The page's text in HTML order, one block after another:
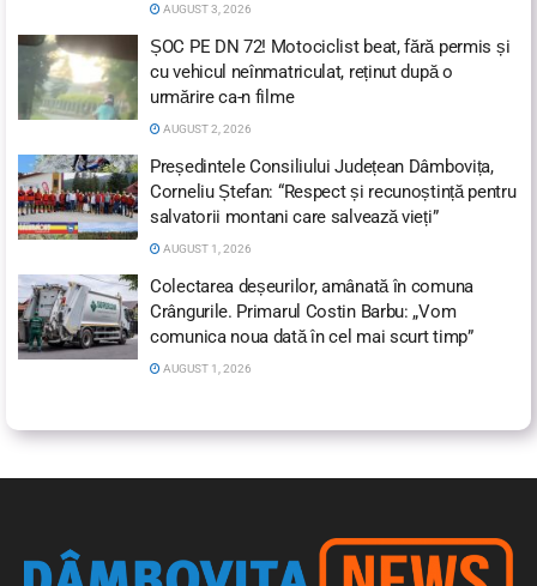
AUGUST 3, 2026
ȘOC PE DN 72! Motociclist beat, fără permis și
cu vehicul neînmatriculat, reținut după o
urmărire ca-n filme
AUGUST 2, 2026
Președintele Consiliului Județean Dâmbovița,
Corneliu Ștefan: “Respect și recunoștință pentru
salvatorii montani care salvează vieți”
AUGUST 1, 2026
Colectarea deșeurilor, amânată în comuna
Crângurile. Primarul Costin Barbu: „Vom
comunica noua dată în cel mai scurt timp”
AUGUST 1, 2026